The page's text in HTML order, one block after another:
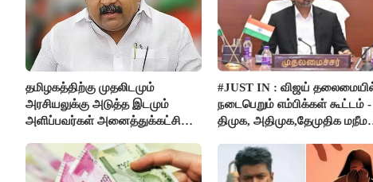
தமிழகத்திற்கு முதலிடமும்
அரசியலுக்கு அடுத்த இடமும்
அளிப்பவர்கள் அனைத்துக்கட்சி
- மாணிக்கம் தாகூர்..!!
#JUST IN : விஜய்
நடைபெறும் எம்பிக்கள் கூட்டம் -
திமுக, அதிமுக,தேமுதிக மநீம